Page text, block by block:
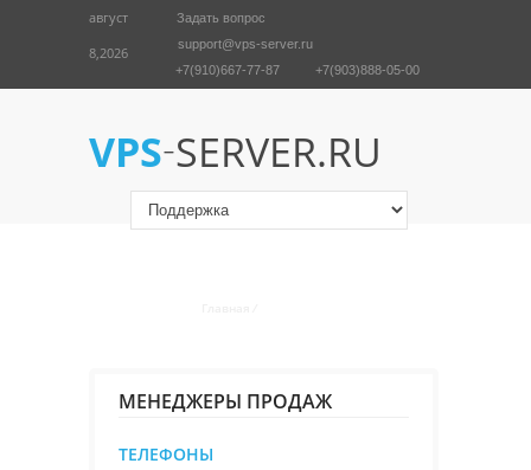
август
8,2026
Задать вопрос
support@vps-server.ru
+7(910)667-77-87
+7(903)888-05-00
VPS-SERVER.RU
МЕНЕДЖЕРЫ ПРОДАЖ
ТЕЛЕФОНЫ